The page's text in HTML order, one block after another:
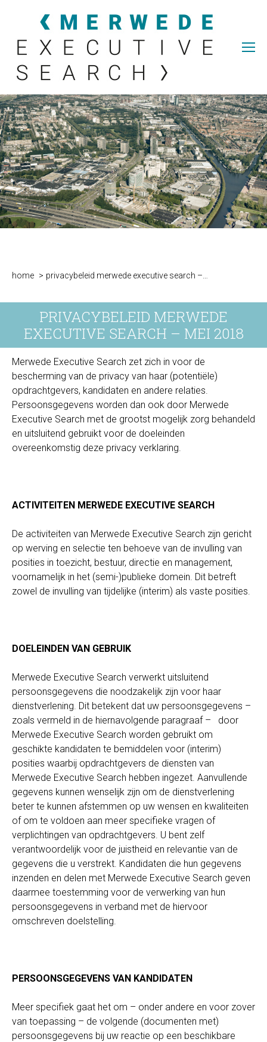
Je bent hier:
home privacybeleid merwede executive search –…
PRIVACYBELEID MERWEDE
EXECUTIVE SEARCH – MEI 2018
Merwede Executive Search zet zich in voor de
bescherming van de privacy van haar (potentiële)
opdrachtgevers, kandidaten en andere relaties.
Persoonsgegevens worden dan ook door Merwede
Executive Search met de grootst mogelijk zorg behandeld
en uitsluitend gebruikt voor de doeleinden
overeenkomstig deze privacy verklaring.
ACTIVITEITEN MERWEDE EXECUTIVE SEARCH
De activiteiten van Merwede Executive Search zijn gericht
op werving en selectie ten behoeve van de invulling van
posities in toezicht, bestuur, directie en management,
voornamelijk in het (semi-)publieke domein. Dit betreft
zowel de invulling van tijdelijke (interim) als vaste posities.
DOELEINDEN VAN GEBRUIK
Merwede Executive Search verwerkt uitsluitend
persoonsgegevens die noodzakelijk zijn voor haar
dienstverlening. Dit betekent dat uw persoonsgegevens –
zoals vermeld in de hiernavolgende paragraaf – door
Merwede Executive Search worden gebruikt om
geschikte kandidaten te bemiddelen voor (interim)
posities waarbij opdrachtgevers de diensten van
Merwede Executive Search hebben ingezet. Aanvullende
gegevens kunnen wenselijk zijn om de dienstverlening
beter te kunnen afstemmen op uw wensen en kwaliteiten
of om te voldoen aan meer specifieke vragen of
verplichtingen van opdrachtgevers. U bent zelf
verantwoordelijk voor de juistheid en relevantie van de
gegevens die u verstrekt. Kandidaten die hun gegevens
inzenden en delen met Merwede Executive Search geven
daarmee toestemming voor de verwerking van hun
persoonsgegevens in verband met de hiervoor
omschreven doelstelling.
PERSOONSGEGEVENS VAN KANDIDATEN
Meer specifiek gaat het om – onder andere en voor zover
van toepassing – de volgende (documenten met)
persoonsgegevens bij uw reactie op een beschikbare